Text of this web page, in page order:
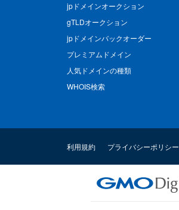
jpドメインオークション
gTLDオークション
jpドメインバックオーダー
プレミアムドメイン
人気ドメインの種類
WHOIS検索
利用規約 プライバシーポリシー